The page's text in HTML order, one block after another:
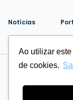
Ao utilizar
de cookies.
Ao utilizar
de cookies.
Notícias